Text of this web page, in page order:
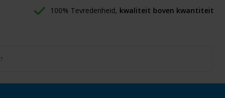
100% Tevredenheid, kwaliteit boven kwantiteit